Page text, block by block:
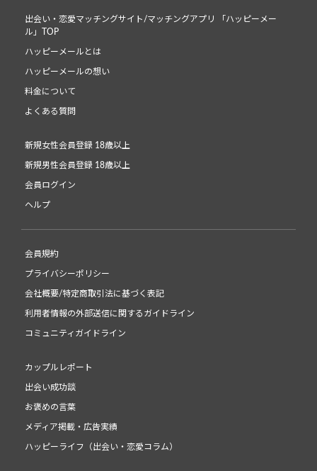
出会い・恋愛マッチングサイト/マッチングアプリ 「ハッピーメー
ル」TOP
ハッピーメールとは
ハッピーメールの想い
料金について
よくある質問
新規女性会員登録 18歳以上
新規男性会員登録 18歳以上
会員ログイン
ヘルプ
会員規約
プライバシーポリシー
会社概要/特定商取引法に基づく表記
利用者情報の外部送信に関するガイドライン
コミュニティガイドライン
カップルレポート
出会い成功談
お褒めの言葉
メディア掲載・広告実績
ハッピーライフ（出会い・恋愛コラム）